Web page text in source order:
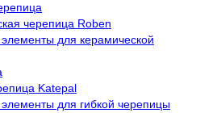
черепица Roben
для керамической
Katepal
для гибкой черепицы